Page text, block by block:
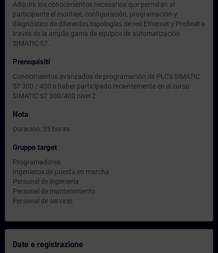
Adquirir los conocimientos necesarios que permitan al
participante el montaje, configuración, programación y
diagnóstico de diferentes topologías de red Ethernet y Profinet a
través de la amplia gama de equipos de automatización
SIMATIC S7.
Prerequisiti
Conocimientos avanzados de programación de PLC's SIMATIC
S7 300 / 400 o haber participado recientemente en el curso
SIMATIC S7 300/400 nivel 2
Nota
Duración: 35 horas
Gruppo target
Programadores
Ingenieros de puesta en marcha
Personal de ingeniería
Personal de mantenimiento
Personal de servicio
Date e registrazione